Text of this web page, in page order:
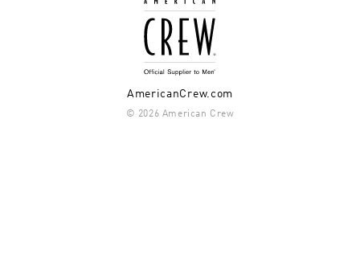
AmericanCrew.com
© 2026 American Crew